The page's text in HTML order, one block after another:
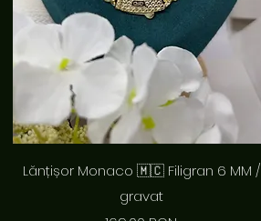
Afișare rapidă
Lănțișor Monaco 🇲🇨 Filigran 6 MM /
gravat